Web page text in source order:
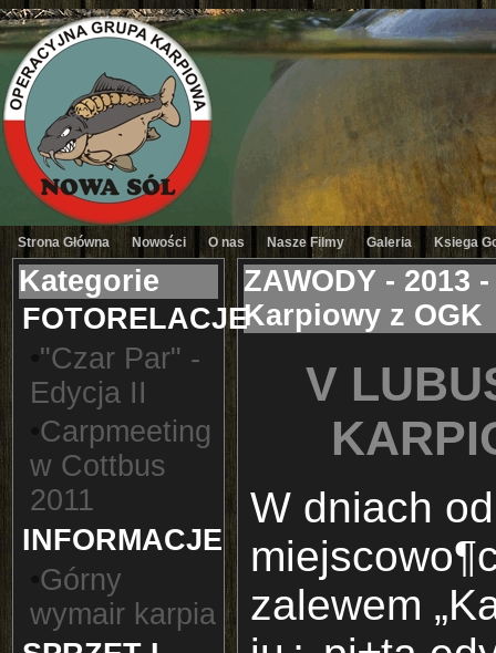
Strona Główna Nowości O nas Nasze Filmy Galeria Ksiega
Kategorie
FOTORELACJE
"Czar Par" -
Edycja II
Carpmeeting
w Cottbus
2011
INFORMACJE
Górny
wymair karpia
ZAWODY - 2013
Karpiowy z OGK
V
W dniach
zalewem